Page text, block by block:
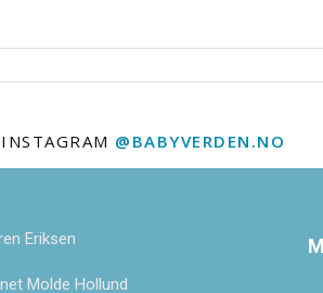
@BABYVERDEN.NO
Eriksen
Molde Hollund